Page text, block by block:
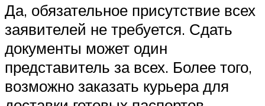
Да, обязательное присутствие всех
заявителей не требуется. Сдать
документы может один
представитель за всех. Более того,
возможно заказать курьера для